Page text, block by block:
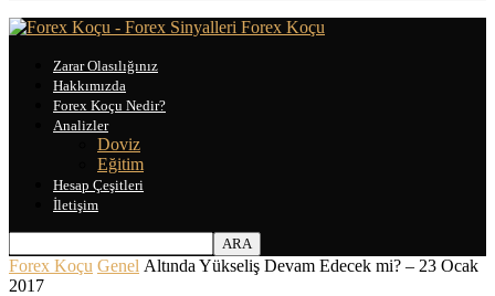
Forex Koçu
Zarar Olasılığınız
Hakkımızda
Forex Koçu Nedir?
Analizler
Doviz
Eğitim
Hesap Çeşitleri
İletişim
Forex Koçu Genel Altında Yükseliş Devam Edecek mi? – 23 Ocak
2017